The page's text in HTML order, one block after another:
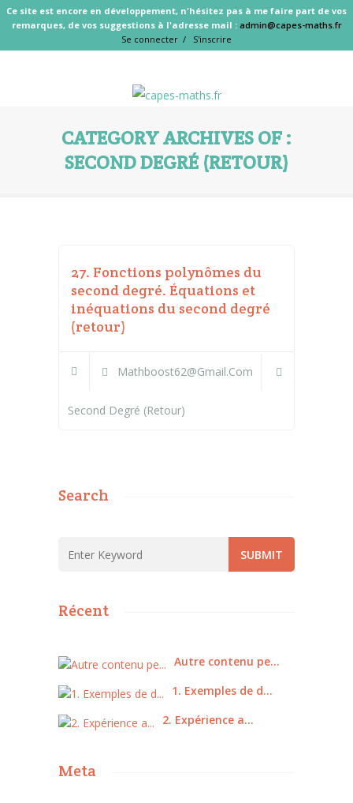
Ce site est encore en développement, n'hésitez pas à me faire part de vos
remarques, de vos suggestions à l'adresse mail : admin@capes-maths.fr
Se connecter / S'inscrire
CATEGORY ARCHIVES OF :
SECOND DEGRÉ (RETOUR)
27. Fonctions polynômes du
second degré. Équations et
inéquations du second degré
(retour)
Mathboost62@gmail.com
Second Degré (retour)
Search
Récent
Autre contenu pe...
1. Exemples de d...
2. Expérience a...
Meta